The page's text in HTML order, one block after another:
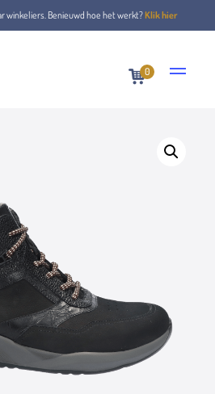
winkeliers. Benieuwd hoe het werkt?Klik hier
0